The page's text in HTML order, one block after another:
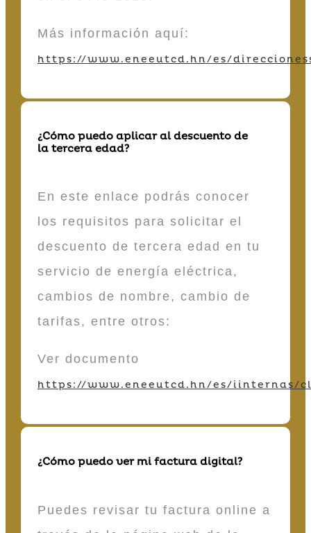
Más información aquí:
https://www.eneeutcd.hn/es/
¿Cómo puedo aplicar al descuento de
la tercera edad?
En este enlace podrás conocer
los requisitos para solicitar el
descuento de tercera edad en tu
servicio de energía eléctrica,
cambios de nombre, cambio de
tarifas, entre otros:
Ver documento
https://www.eneeutcd.hn/es/iinternas/
¿Cómo puedo ver mi factura digital?
Puedes revisar tu factura online a